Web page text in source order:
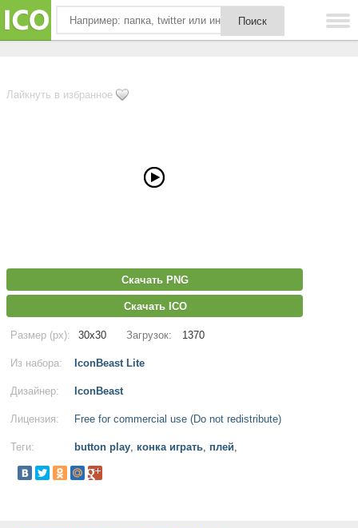
Лайкнуть в избранное
Скачать PNG
Скачать ICO
Размер (px): 30x30 Загрузок: 1370
Из набора: IconBeast Lite
Дизайнер: IconBeast
Лицензия: Free for commercial use (Do not redistribute)
Теги: button play, конка играть, плей,